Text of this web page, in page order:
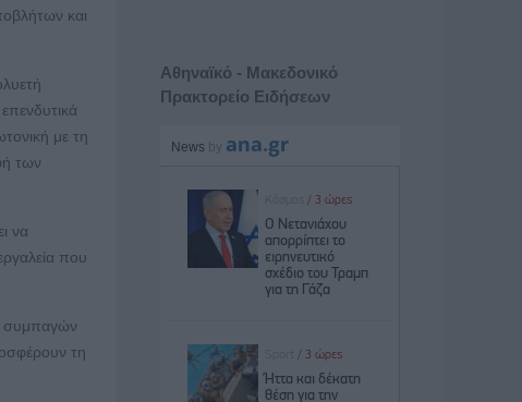
και
με τη
των
να
που
συμπαγών
τη
Αθηναϊκό - Μακεδονικό
Πρακτορείο Ειδήσεων